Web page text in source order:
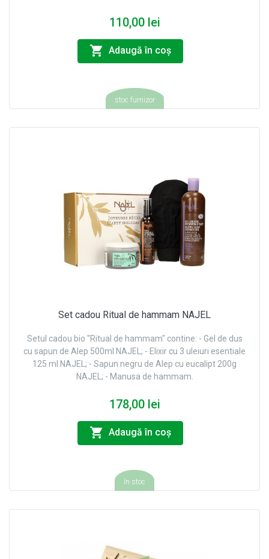
110,00 lei
Adaugă în coş
stoc furnizor
Set cadou Ritual de hammam NAJEL
Setul cadou bio "Ritual de hammam" contine: - Gel de dus
cu sapun de Alep 500ml NAJEL; - Elixir cu 3 uleiuri esentiale
125 ml NAJEL; - Sapun negru de Alep cu eucalipt 200g
NAJEL; - Manusa de hammam.
178,00 lei
Adaugă în coş
în stoc